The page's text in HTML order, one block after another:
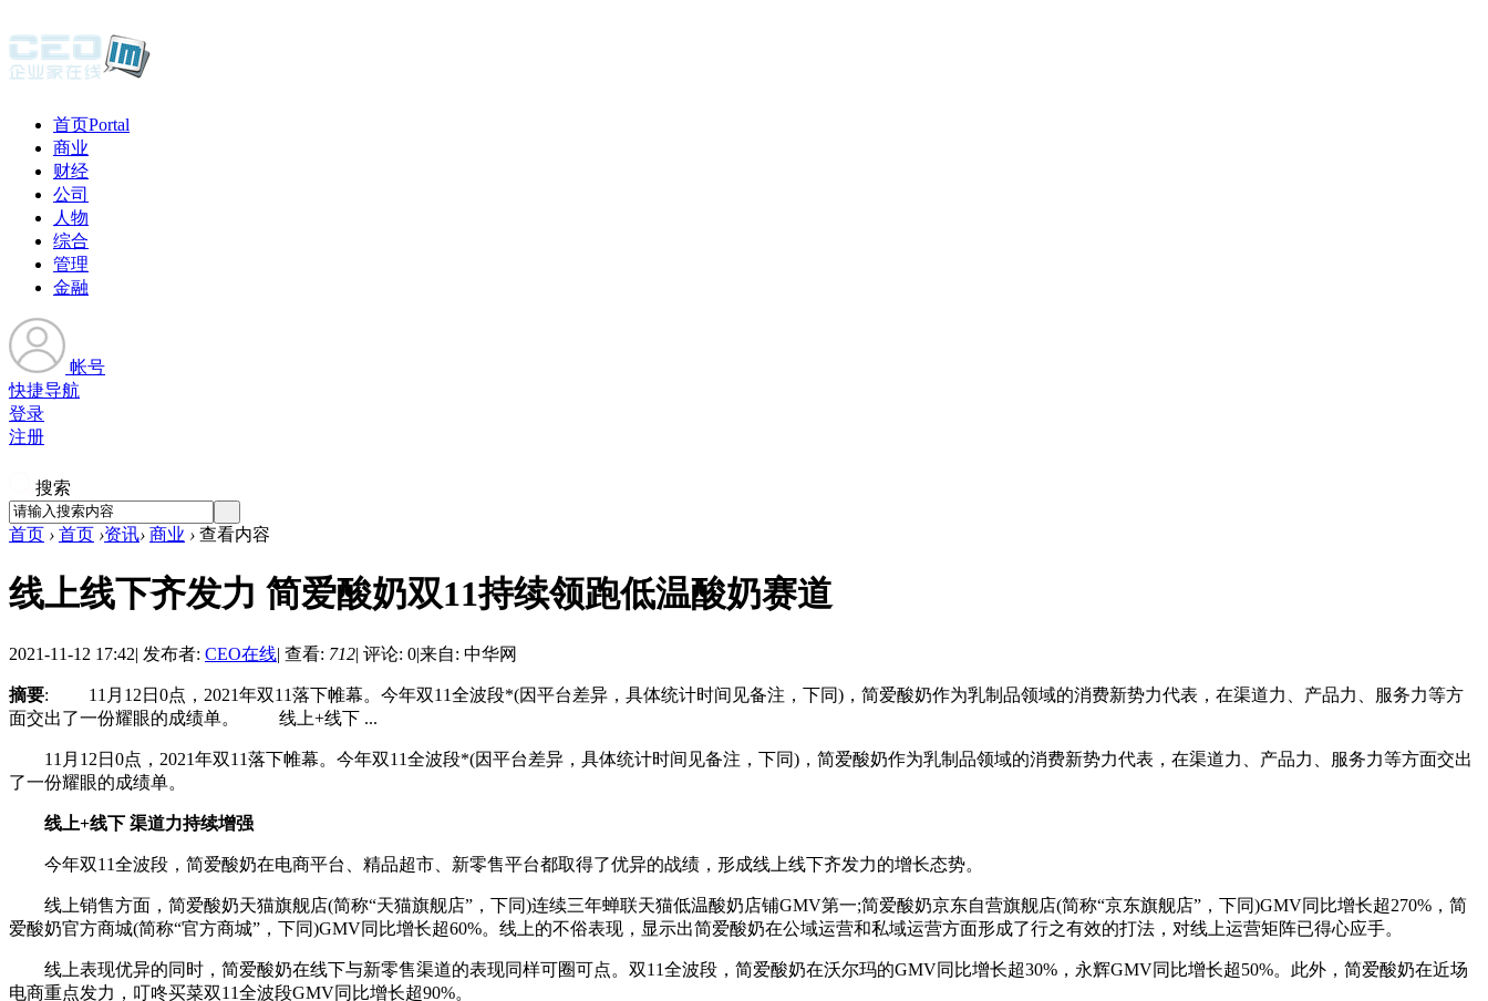
首页Portal
商业
财经
公司
人物
综合
管理
金融
帐号
快捷导航
登录
注册
搜索
首页 › 首页 ›资讯› 商业 › 查看内容
线上线下齐发力 简爱酸奶双11持续领跑低温酸奶赛道
2021-11-12 17:42| 发布者: CEO在线| 查看: 712| 评论: 0|来自: 中华网
摘要: 11月12日0点，2021年双11落下帷幕。今年双11全波段*(因平台差异，具体统计时间见备注，下同)，简爱酸奶作为乳制品领域的消费新势力代表，在渠道力、产品力、服务力等方
面交出了一份耀眼的成绩单。 线上+线下 ...
11月12日0点，2021年双11落下帷幕。今年双11全波段*(因平台差异，具体统计时间见备注，下同)，简爱酸奶作为乳制品领域的消费新势力代表，在渠道力、产品力、服务力等方面交出
了一份耀眼的成绩单。
线上+线下 渠道力持续增强
今年双11全波段，简爱酸奶在电商平台、精品超市、新零售平台都取得了优异的战绩，形成线上线下齐发力的增长态势。
线上销售方面，简爱酸奶天猫旗舰店(简称“天猫旗舰店”，下同)连续三年蝉联天猫低温酸奶店铺GMV第一;简爱酸奶京东自营旗舰店(简称“京东旗舰店”，下同)GMV同比增长超270%，简
爱酸奶官方商城(简称“官方商城”，下同)GMV同比增长超60%。线上的不俗表现，显示出简爱酸奶在公域运营和私域运营方面形成了行之有效的打法，对线上运营矩阵已得心应手。
线上表现优异的同时，简爱酸奶在线下与新零售渠道的表现同样可圈可点。双11全波段，简爱酸奶在沃尔玛的GMV同比增长超30%，永辉GMV同比增长超50%。此外，简爱酸奶在近场
电商重点发力，叮咚买菜双11全波段GMV同比增长超90%。